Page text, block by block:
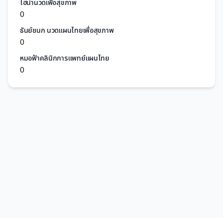
ไฮน่านวดเพื่อสุขภาพ
0
ธันย์ชนก นวดแผนไทยเพื่อสุขภาพ
0
หมอฟ้าคลินิกการแพทย์แผนไทย
0